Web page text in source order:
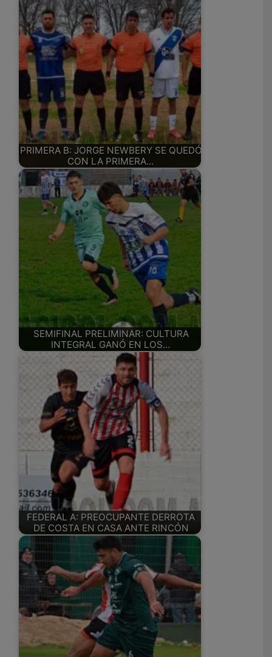
PRIMERA B: JORGE NEWBERY SE QUEDÓ
CON LA PRIMERA…
SEMIFINAL PRELIMINAR: CULTURA
INTEGRAL GANÓ EN LOS…
FEDERAL A: PREOCUPANTE DERROTA
DE COSTA EN CASA ANTE RINCÓN